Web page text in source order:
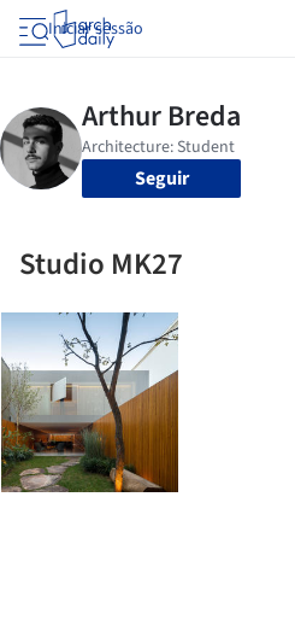
Iniciar sessão
Seguir
Studio MK27